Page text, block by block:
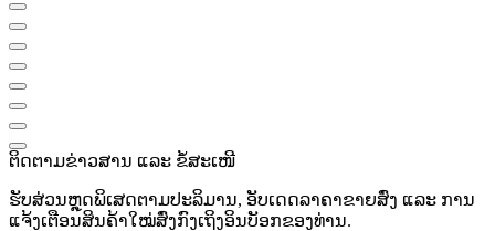
ຕິດຕາມຂ່າວສານ ແລະ ຂໍ້ສະເໜີ
ຮັບສ່ວນຫຼຸດພິເສດຕາມປະລິມານ, ອັບເດດລາຄາຂາຍສົ່ງ ແລະ ການ
ແຈ້ງເຕືອນສິນຄ້າໃໝ່ສົ່ງກົງເຖິງອິນບັອກຂອງທ່ານ.